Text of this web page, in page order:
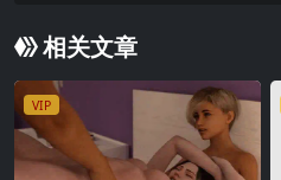
相关文章
VIP